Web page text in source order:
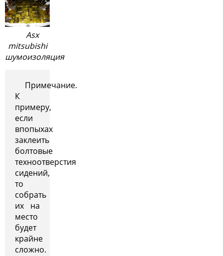
Asx
mitsubishi
шумоизоляция
Примечание.
К
примеру,
если
впопыхах
заклеить
болтовые
техноотверстия
сидений,
то
собрать
их на
место
будет
крайне
сложно.